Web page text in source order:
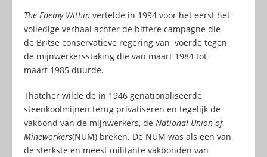
The Enemy Within vertelde in 1994 voor het eerst het
volledige verhaal achter de bittere campagne die
de Britse conservatieve regering van voerde tegen
de mijnwerkersstaking die van maart 1984 tot
maart 1985 duurde.
Thatcher wilde de in 1946 genationaliseerde
steenkoolmijnen terug privatiseren en tegelijk de
vakbond van de mijnwerkers, de National Union of
Mineworkers(NUM) breken. De NUM was als een van
de sterkste en meest militante vakbonden van